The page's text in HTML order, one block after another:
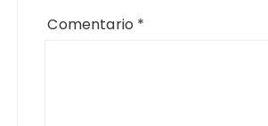
Comentario *